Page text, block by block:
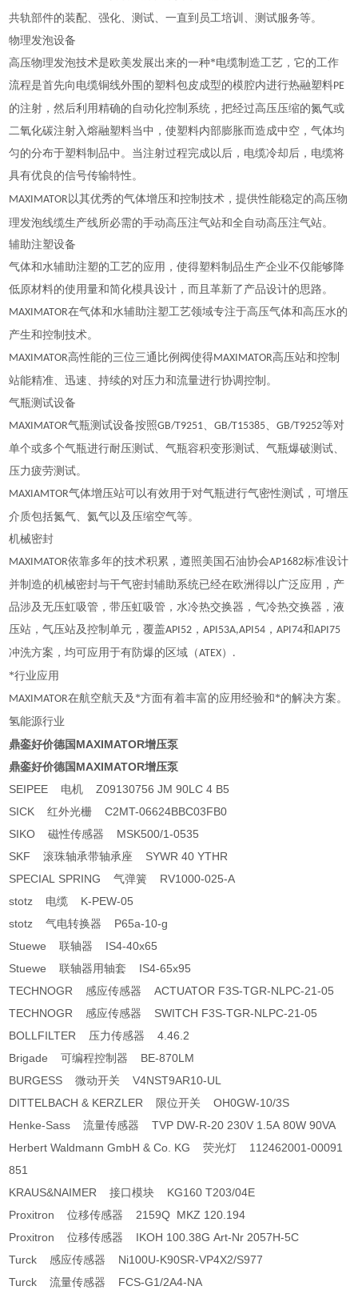
共轨部件的装配、强化、测试、一直到员工培训、测试服务等。
物理发泡设备
高压物理发泡技术是欧美发展出来的一种*电缆制造工艺，它的工作
流程是首先向电缆铜线外围的塑料包皮成型的模腔内进行热融塑料PE
的注射，然后利用精确的自动化控制系统，把经过高压压缩的氮气或
二氧化碳注射入熔融塑料当中，使塑料内部膨胀而造成中空，气体均
匀的分布于塑料制品中。当注射过程完成以后，电缆冷却后，电缆将
具有优良的信号传输特性。
MAXIMATOR 以其优秀的气体增压和控制技术，提供性能稳定的高压物
理发泡线缆生产线所必需的手动高压注气站和全自动高压注气站。
辅助注塑设备
气体和水辅助注塑的工艺的应用，使得塑料制品生产企业不仅能够降
低原材料的使用量和简化模具设计 ，而且革新了产品设计的思路。
MAXIMATOR在气体和水辅助注塑工艺领域专注于高压气体和高压水的
产生和控制技术。
MAXIMATOR高性能的三位三通 比例阀使得MAXIMATOR高压站和控制
站能精准、迅速、持续的对压力和流量进行协调控制。
气瓶测试设备
MAXIMATOR气瓶测试设备按照GB/T9251、GB/T15385、GB/T9252等对
单个或多个气瓶进行耐压测试、气瓶容积变形测试、气瓶爆破测试、
压力疲劳测试。
MAXIAMTOR气体增压站可以有效用于对气瓶进行气密性测试，可增压
介质包括氮气、氦气以及 压缩空气等。
机械密封
MAXIMATOR依靠多年的技术积累，遵照美国石油协会AP1682标准设计
并制造的机械密封与干气密封辅助系统已经在欧洲得以广泛应用，产
品涉及无压虹吸管，带压虹吸管，水冷热交换器，气冷热交换器，液
压站 ，气压站及控制单元，覆盖API52 ，API53A,API54 ，API74和API75
冲洗方案，均可应用于有防爆的区域（ATEX） .
*行业应用
MAXIMATOR在航空航天及*方面有着丰富的应用经验和*的解决方案。
氢能源行业
鼎銮好价德国MAXIMATOR增压泵
鼎銮好价德国MAXIMATOR增压泵
SEIPEE 电机 Z09130756 JM 90LC 4 B5
SICK 红外光栅 C2MT-06624BBC03FB0
SIKO 磁性传感器 MSK500/1-0535
SKF 滚珠轴承带轴承座 SYWR 40 YTHR
SPECIAL SPRING 气弹簧 RV1000-025-A
stotz 电缆 K-PEW-05
stotz 气电转换器 P65a-10-g
Stuewe 联轴器 IS4-40x65
Stuewe 联轴器用轴套 IS4-65x95
TECHNOGR 感应传感器 ACTUATOR F3S-TGR-NLPC-21-05
TECHNOGR 感应传感器 SWITCH F3S-TGR-NLPC-21-05
BOLLFILTER 压力传感器 4.46.2
Brigade 可编程控制器 BE-870LM
BURGESS 微动开关 V4NST9AR10-UL
DITTELBACH & KERZLER 限位开关 OH0GW-10/3S
Henke-Sass 流量传感器 TVP DW-R-20 230V 1.5A 80W 90VA
Herbert Waldmann GmbH & Co. KG 荧光灯 112462001-00091
851
KRAUS&NAIMER 接口模块 KG160 T203/04E
Proxitron 位移传感器 2159Q MKZ 120.194
Proxitron 位移传感器 IKOH 100.38G Art-Nr 2057H-5C
Turck 感应传感器 Ni100U-K90SR-VP4X2/S977
Turck 流量传感器 FCS-G1/2A4-NA